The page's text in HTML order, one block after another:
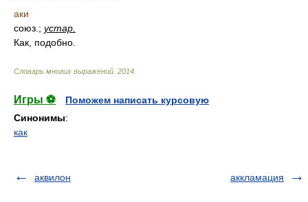
аки
союз.; устар.
Как, подобно.
Словарь многих выражений 2014
Игры ⚽
Поможем написать курсовую
Синонимы:
как
аквилон аккламация